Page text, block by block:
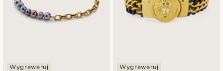
Wygraweruj Wygraweruj